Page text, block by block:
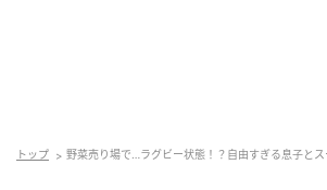
トップ 野菜売り場で…ラグビー状態！？自由すぎる息子と